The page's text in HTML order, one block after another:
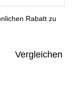
Rabatt zu
Vergleichen